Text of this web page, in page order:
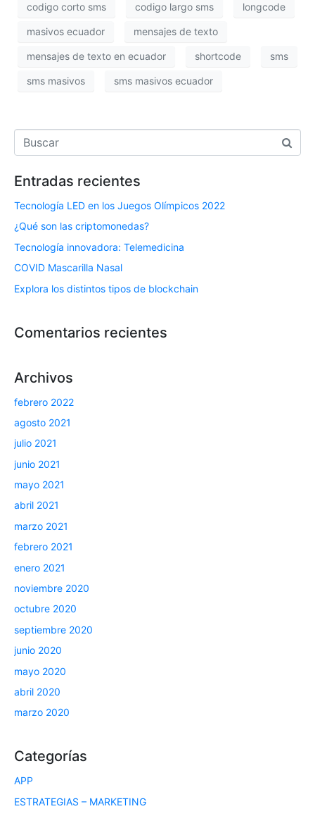
codigo corto sms codigo largo sms longcode
masivos ecuador mensajes de texto
mensajes de texto en ecuador shortcode sms
sms masivos sms masivos ecuador
Entradas recientes
Tecnología LED en los Juegos Olímpicos 2022
¿Qué son las criptomonedas?
Tecnología innovadora: Telemedicina
COVID Mascarilla Nasal
Explora los distintos tipos de blockchain
Comentarios recientes
Archivos
febrero 2022
agosto 2021
julio 2021
junio 2021
mayo 2021
abril 2021
marzo 2021
febrero 2021
enero 2021
noviembre 2020
octubre 2020
septiembre 2020
junio 2020
mayo 2020
abril 2020
marzo 2020
Categorías
APP
ESTRATEGIAS – MARKETING